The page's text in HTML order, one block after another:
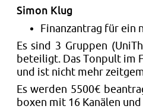
Simon Klug
Fi­nanz­an­trag für ein
Es sind 3 Grup­pen
be­tei­ligt. Das Ton­pult im
und ist nicht mehr
Es wer­den 5500€
bo­xen mit 16 Ka­nä­len